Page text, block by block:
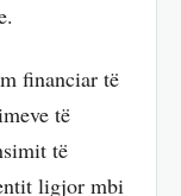
financiar të
të
të
ligjor mbi